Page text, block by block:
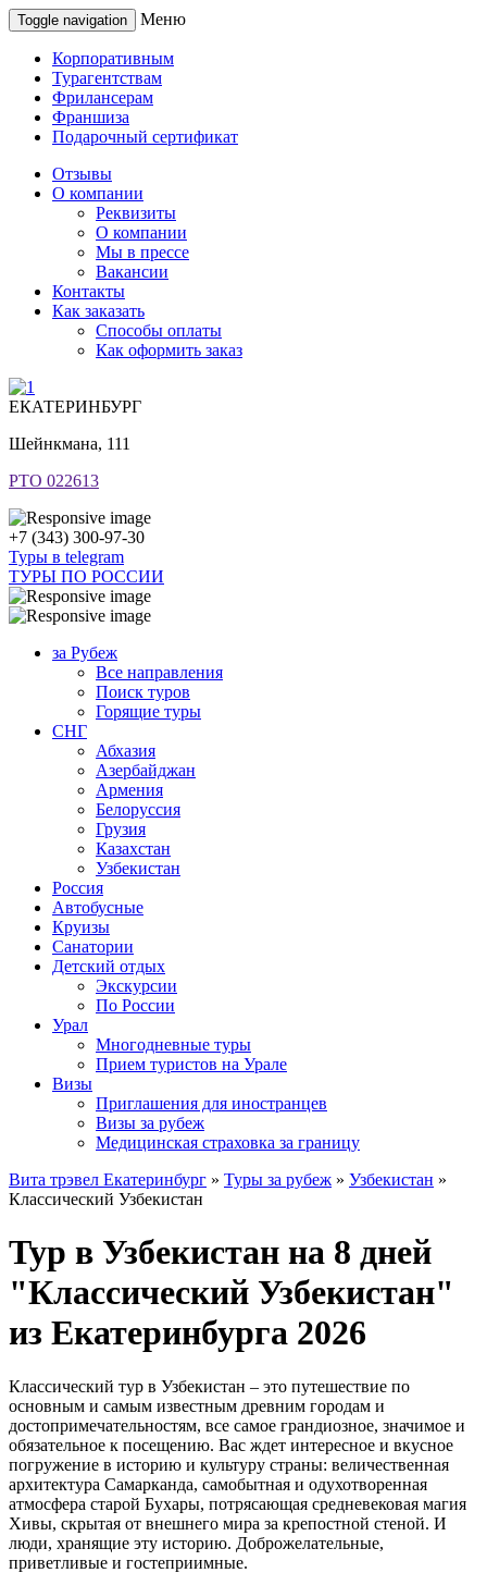
Toggle navigation Меню
Корпоративным
Турагентствам
Фрилансерам
Франшиза
Подарочный сертификат
Отзывы
О компании
Реквизиты
О компании
Мы в прессе
Вакансии
Контакты
Как заказать
Способы оплаты
Как оформить заказ
ЕКАТЕРИНБУРГ
Шейнкмана, 111
РТО 022613
+7 (343) 300-97-30
Туры в telegram
ТУРЫ ПО РОССИИ
за Рубеж
Все направления
Поиск туров
Горящие туры
СНГ
Абхазия
Азербайджан
Армения
Белоруссия
Грузия
Казахстан
Узбекистан
Россия
Автобусные
Круизы
Санатории
Детский отдых
Экскурсии
По России
Урал
Многодневные туры
Прием туристов на Урале
Визы
Приглашения для иностранцев
Визы за рубеж
Медицинская страховка за границу
Вита трэвел Екатеринбург » Туры за рубеж » Узбекистан »
Классический Узбекистан
Тур в Узбекистан на 8 дней
"Классический Узбекистан"
из Екатеринбурга 2026
Классический тур в Узбекистан – это путешествие по
основным и самым известным древним городам и
достопримечательностям, все самое грандиозное, значимое и
обязательное к посещению. Вас ждет интересное и вкусное
погружение в историю и культуру страны: величественная
архитектура Самарканда, самобытная и одухотворенная
атмосфера старой Бухары, потрясающая средневековая магия
Хивы, скрытая от внешнего мира за крепостной стеной. И
люди, хранящие эту историю. Доброжелательные,
приветливые и гостеприимные.